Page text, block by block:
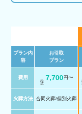
プラン内
容
お引取
プラン
費用 7,700円〜
火葬方法 合同火葬/個別火葬